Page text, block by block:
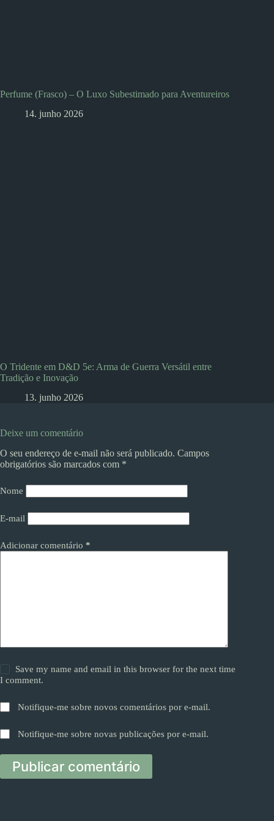
Perfume (Frasco) – O Luxo Subestimado para Aventureiros
14. junho 2026
O Tridente em D&D 5e: Arma de Guerra Versátil entre
Tradição e Inovação
13. junho 2026
Deixe um comentário
O seu endereço de e-mail não será publicado. Campos
obrigatórios são marcados com *
Nome
E-mail
Adicionar comentário *
Save my name and email in this browser for the next time
I comment.
Notifique-me sobre novos comentários por e-mail.
Notifique-me sobre novas publicações por e-mail.
Publicar comentário